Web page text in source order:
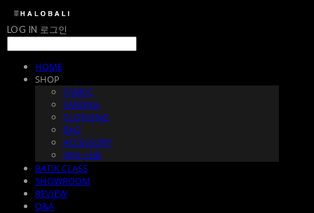
LOG IN 로그인
HOME
SHOP
FABRIC
SARONG
CLOTHING
BAG
ACCESSORY
예약 상품
BATIK CLASS
SHOWROOM
REVIEW
Q&A